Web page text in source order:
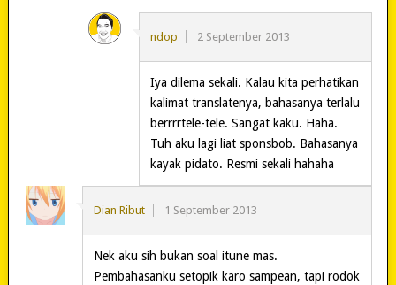
ndop 2 September 2013
Iya dilema sekali. Kalau kita perhatikan
kalimat translatenya, bahasanya terlalu
berrrrtele-tele. Sangat kaku. Haha.
Tuh aku lagi liat sponsbob. Bahasanya
kayak pidato. Resmi sekali hahaha
Dian Ribut 1 September 2013
Nek aku sih bukan soal itune mas.
Pembahasanku setopik karo sampean, tapi rodok